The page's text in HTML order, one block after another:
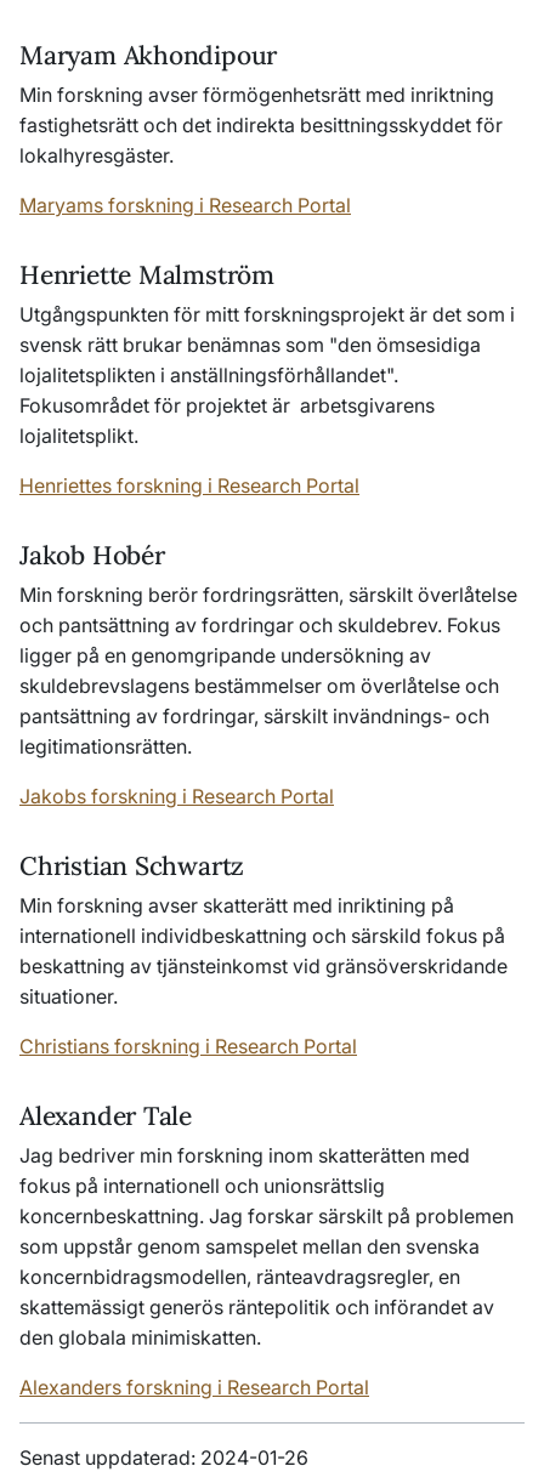
Maryam Akhondipour
Min forskning avser förmögenhetsrätt med inriktning
fastighetsrätt och det indirekta besittningsskyddet för
lokalhyresgäster.
Maryams forskning i Research Portal
Henriette Malmström
Utgångspunkten för mitt forskningsprojekt är det som i
svensk rätt brukar benämnas som "den ömsesidiga
lojalitetsplikten i anställningsförhållandet".
Fokusområdet för projektet är arbetsgivarens
lojalitetsplikt.
Henriettes forskning i Research Portal
Jakob Hobér
Min forskning berör fordringsrätten, särskilt överlåtelse
och pantsättning av fordringar och skuldebrev. Fokus
ligger på en genomgripande undersökning av
skuldebrevslagens bestämmelser om överlåtelse och
pantsättning av fordringar, särskilt invändnings- och
legitimationsrätten.
Jakobs forskning i Research Portal
Christian Schwartz
Min forskning avser skatterätt med inriktining på
internationell individbeskattning och särskild fokus på
beskattning av tjänsteinkomst vid gränsöverskridande
situationer.
Christians forskning i Research Portal
Alexander Tale
Jag bedriver min forskning inom skatterätten med
fokus på internationell och unionsrättslig
koncernbeskattning. Jag forskar särskilt på problemen
som uppstår genom samspelet mellan den svenska
koncernbidragsmodellen, ränteavdragsregler, en
skattemässigt generös räntepolitik och införandet av
den globala minimiskatten.
Alexanders forskning i Research Portal
Senast uppdaterad: 2024-01-26